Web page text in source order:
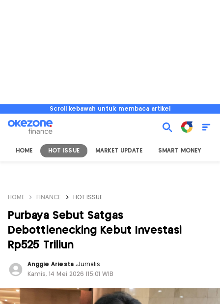
Scroll kebawah untuk membaca artikel
HOME HOT ISSUE MARKET UPDATE SMART MONEY
HOME FINANCE HOT ISSUE
Purbaya Sebut Satgas
Debottlenecking Kebut Investasi
Rp525 Triliun
Anggie Ariesta ,Jurnalis
Kamis, 14 Mei 2026 |15:01 WIB